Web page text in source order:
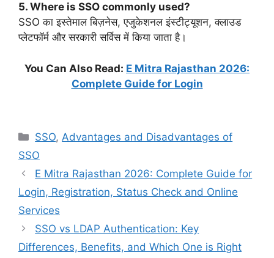
5. Where is SSO commonly used?
SSO का इस्तेमाल बिज़नेस, एजुकेशनल इंस्टीट्यूशन, क्लाउड
प्लेटफॉर्म और सरकारी सर्विस में किया जाता है।
You Can Also Read: E Mitra Rajasthan 2026:
Complete Guide for Login
Categories
SSO, Advantages and Disadvantages of
SSO
E Mitra Rajasthan 2026: Complete Guide for
Login, Registration, Status Check and Online
Services
SSO vs LDAP Authentication: Key
Differences, Benefits, and Which One is Right